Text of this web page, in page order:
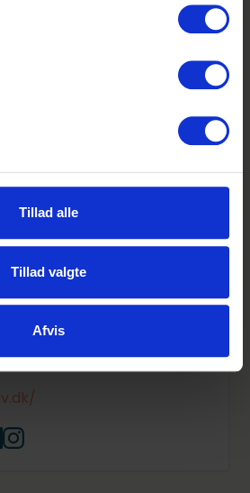
Tillad alle
Tillad valgte
Afvis
spændende, nye
og specialiteter fra ind- og
hos os på vores